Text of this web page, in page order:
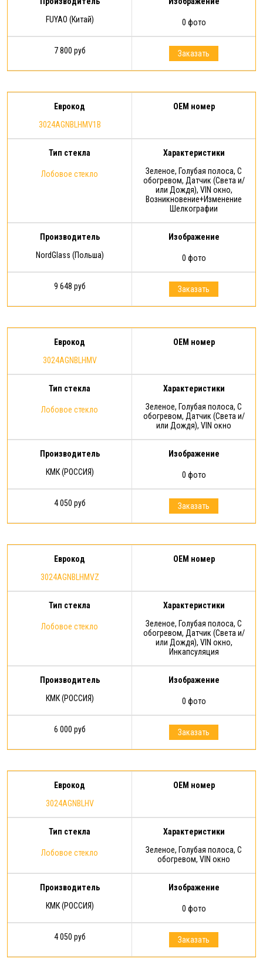
FUYAO (Китай)
0 фото
7 800 руб Заказать
Еврокод
3024AGNBLHMV1B
OEM номер
Тип стекла
Лобовое стекло
Характеристики
Зеленое, Голубая полоса, С
обогревом, Датчик (Света и/
или Дождя), VIN окно,
Возникновение+Изменение
Шелкографии
Производитель
NordGlass (Польша)
Изображение
0 фото
9 648 руб Заказать
Еврокод
3024AGNBLHMV
OEM номер
Тип стекла
Лобовое стекло
Характеристики
Зеленое, Голубая полоса, С
обогревом, Датчик (Света и/
или Дождя), VIN окно
Производитель
КМК (РОССИЯ)
Изображение
0 фото
4 050 руб Заказать
Еврокод
3024AGNBLHMVZ
OEM номер
Тип стекла
Лобовое стекло
Характеристики
Зеленое, Голубая полоса, С
обогревом, Датчик (Света и/
или Дождя), VIN окно,
Инкапсуляция
Производитель
КМК (РОССИЯ)
Изображение
0 фото
6 000 руб Заказать
Еврокод
3024AGNBLHV
OEM номер
Тип стекла
Лобовое стекло
Характеристики
Зеленое, Голубая полоса, С
обогревом, VIN окно
Производитель
КМК (РОССИЯ)
Изображение
0 фото
4 050 руб Заказать